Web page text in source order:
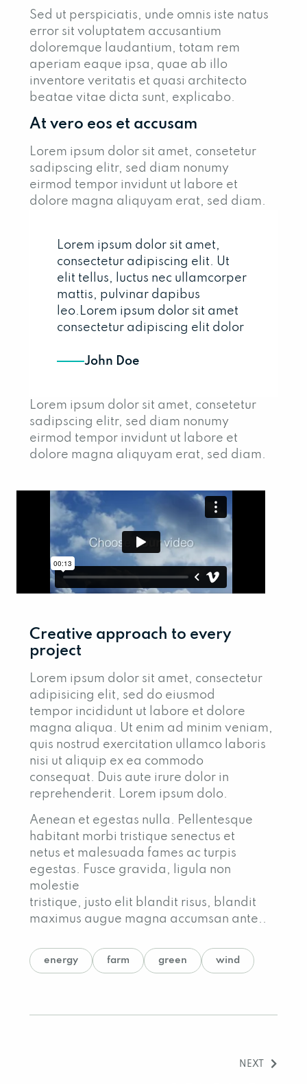
Sed ut perspiciatis, unde omnis iste natus
error sit voluptatem accusantium
doloremque laudantium, totam rem
aperiam eaque ipsa, quae ab illo
inventore veritatis et quasi architecto
beatae vitae dicta sunt, explicabo.
At vero eos et accusam
Lorem ipsum dolor sit amet, consetetur
sadipscing elitr, sed diam nonumy
eirmod tempor invidunt ut labore et
dolore magna aliquyam erat, sed diam.
Lorem ipsum dolor sit amet,
consectetur adipiscing elit. Ut
elit tellus, luctus nec ullamcorper
mattis, pulvinar dapibus
leo.Lorem ipsum dolor sit amet
consectetur adipiscing elit dolor
John Doe
Lorem ipsum dolor sit amet, consetetur
sadipscing elitr, sed diam nonumy
eirmod tempor invidunt ut labore et
dolore magna aliquyam erat, sed diam.
Creative approach to every
project
Lorem ipsum dolor sit amet, consectetur
adipisicing elit, sed do eiusmod
tempor incididunt ut labore et dolore
magna aliqua. Ut enim ad minim veniam,
quis nostrud exercitation ullamco laboris
nisi ut aliquip ex ea commodo
consequat. Duis aute irure dolor in
reprehenderit. Lorem ipsum dolo.
Aenean et egestas nulla. Pellentesque
habitant morbi tristique senectus et
netus et malesuada fames ac turpis
egestas. Fusce gravida, ligula non
molestie
tristique, justo elit blandit risus, blandit
maximus augue magna accumsan ante..
energy farm green wind
NEXT